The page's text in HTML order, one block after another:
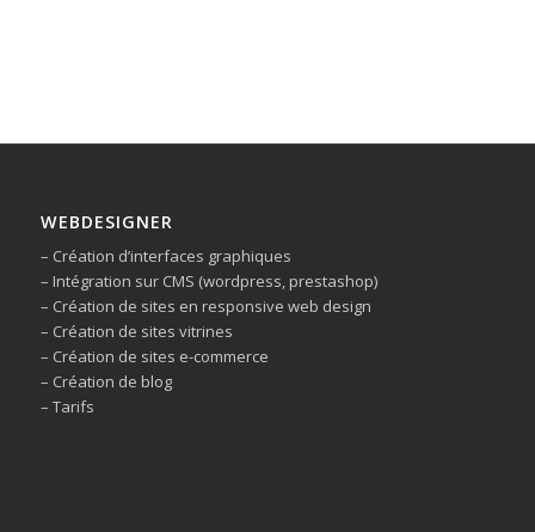
WEBDESIGNER
– Création d’interfaces graphiques
– Intégration sur CMS (wordpress, prestashop)
– Création de sites en responsive web design
– Création de sites vitrines
– Création de sites e-commerce
– Création de blog
– Tarifs